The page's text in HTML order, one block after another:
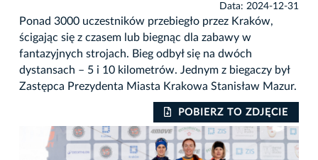
Data: 2024-12-31
Ponad 3000 uczestników przebiegło przez Kraków,
ścigając się z czasem lub biegnąc dla zabawy w
fantazyjnych strojach. Bieg odbył się na dwóch
dystansach – 5 i 10 kilometrów. Jednym z biegaczy był
Zastępca Prezydenta Miasta Krakowa Stanisław Mazur.
POBIERZ TO ZDJĘCIE